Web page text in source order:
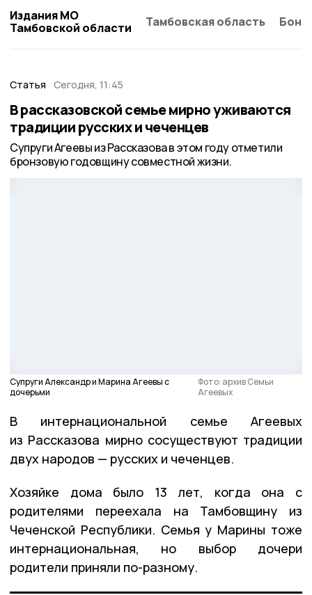
Издания МО
Тамбовской области
Тамбовская область
Статья Сегодня, 11:45
В рассказовской семье мирно уживаются
традиции русских и чеченцев
Супруги Агеевы из Рассказова в этом году отметили
бронзовую годовщину совместной жизни.
Супруги Александр и Марина Агеевы с
дочерьми
Фото: архив Семьи
Агеевых
В интернациональной семье Агеевых
из Рассказова мирно сосуществуют традиции
двух народов — русских и чеченцев.
Хозяйке дома было 13 лет, когда она с
родителями переехала на Тамбовщину из
Чеченской Республики. Семья у Марины тоже
интернациональная, но выбор дочери
родители приняли по-разному.